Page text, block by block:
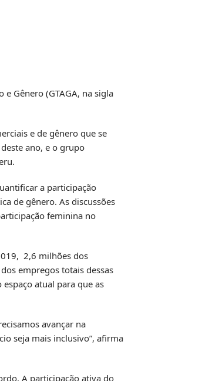
Gênero (GTAGA, na sigla
e de gênero que se
ano, e o grupo
a participação
de gênero. As discussões
feminina no
2,6 milhões dos
empregos totais dessas
atual para que as
avançar na
seja mais inclusivo”, afirma
A participação ativa do